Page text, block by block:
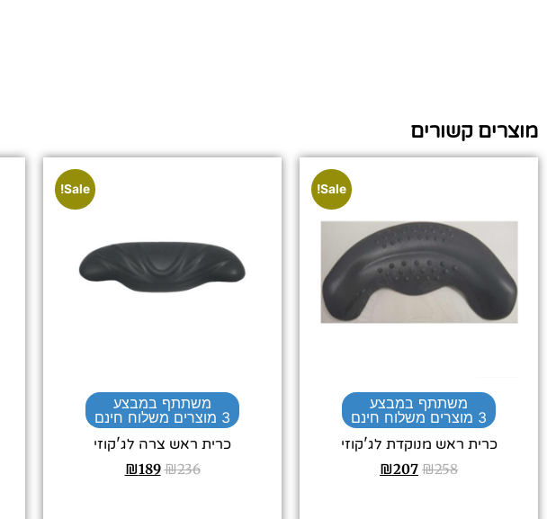
מוצרים קשורים
Sale!
משתתף במבצע
3 מוצרים משלוח חינם
כרית ראש מנוקדת לג'קוזי
₪258
₪207
Sale!
משתתף במבצע
3 מוצרים משלוח חינם
כרית ראש צרה לג'קוזי
₪236
₪189